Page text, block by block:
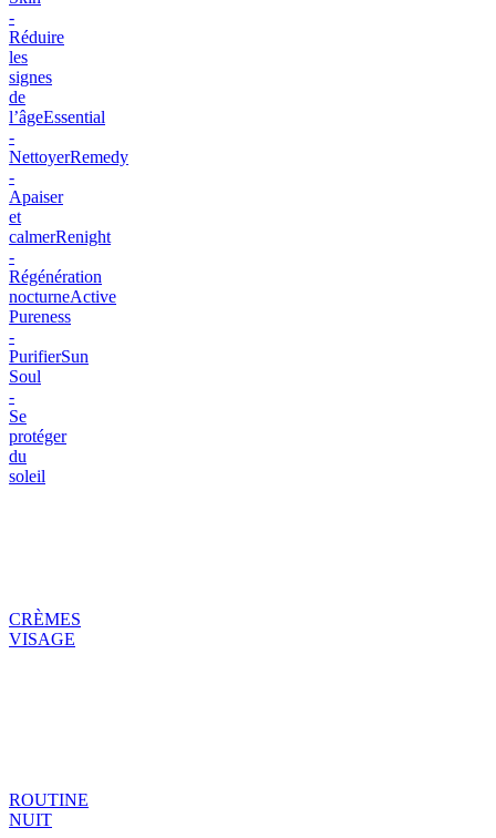
-
Réduire
les
signes
de
l’âgeEssential
-
NettoyerRemedy
-
Apaiser
et
calmerRenight
-
Régénération
nocturneActive
Pureness
-
PurifierSun
Soul
-
Se
protéger
du
soleil
CRÈMES
VISAGE
ROUTINE
NUIT